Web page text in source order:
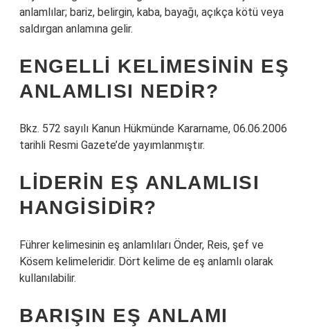
anlamlılar; bariz, belirgin, kaba, bayağı, açıkça kötü veya
saldırgan anlamına gelir.
ENGELLI KELIMESININ EŞ
ANLAMLISI NEDIR?
Bkz. 572 sayılı Kanun Hükmünde Kararname, 06.06.2006
tarihli Resmi Gazete’de yayımlanmıştır.
LIDERIN EŞ ANLAMLISI
HANGISIDIR?
Führer kelimesinin eş anlamlıları Önder, Reis, şef ve
Kösem kelimeleridir. Dört kelime de eş anlamlı olarak
kullanılabilir.
BARIŞIN EŞ ANLAMI